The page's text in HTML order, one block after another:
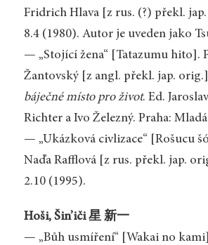
Fridrich Hlava [z rus. (?) překl.
8.4 (1980). Autor je uveden jako
— „Stojící žena“ [Tatazumu hito].
Žantovský [z angl. překl. jap.
báječné místo pro život. Ed.
Richter a Ivo Železný. Praha:
— „Ukázková civlizace“ [Rošucu
Naďa Rafflová [z rus. překl. jap.
2.10 (1995).
Hoši, Šin’iči 星 新一
— „Bůh usmíření“ [Wakai no